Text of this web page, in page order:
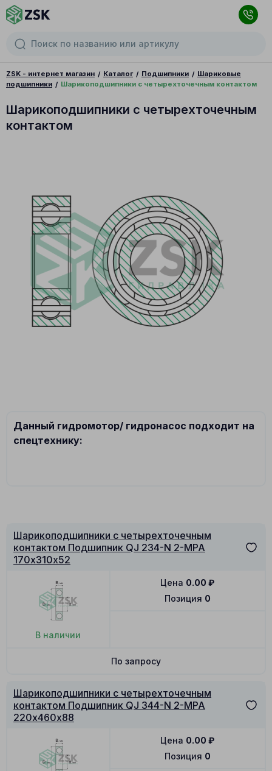
ZSK - интернет магазин Каталог Подшипники
Шариковые
подшипники
Шарикоподшипники с четырехточечным контактом
Шарикоподшипники с четырехточечным
контактом
Данный гидромотор/ гидронасос подходит на
спецтехнику:
Шарикоподшипники с четырехточечным
контактом Подшипник QJ 234-N 2-MPA
170х310х52
В наличии
Позиция 0
Цена 0.00 ₽
По запросу
Шарикоподшипники с четырехточечным
контактом Подшипник QJ 344-N 2-MPA
220х460х88
Позиция 0
Цена 0.00 ₽